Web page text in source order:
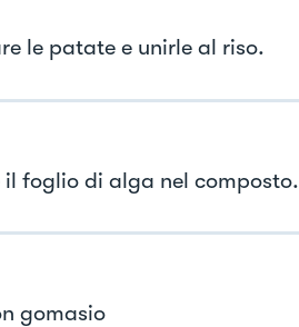
le patate e unirle al riso.
il foglio di alga nel composto.
gomasio